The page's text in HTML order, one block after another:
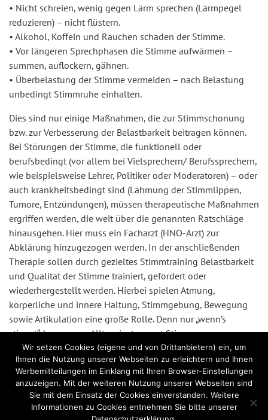
• Nicht schreien, wenig gegen Lärm sprechen (Lärmpegel
reduzieren) – nicht flüstern.
• Alkohol, Koffein und Rauchen schaden der Stimme.
• Vor längeren Sprechphasen die Stimme aufwärmen –
summen, auflockern, gähnen.
• Überbelastung der Stimme vermeiden – nach Belastung
unbedingt Stimmruhe einhalten.
Dies sind nur einige Maßnahmen, die zur Stimmschonung
bzw. zur Verbesserung der Belastbarkeit beitragen können.
Bei Störungen der Stimme, die funktionell oder
berufsbedingt (vor allem bei Vielsprechern/ Berufssprechern,
wie beispielsweise Lehrer, Politiker oder Moderatoren) – oder
auch krankheitsbedingt sind (Lähmung der Stimmlippen,
Tumore, Entzündungen), müssen therapeutische Maßnahmen
ergriffen werden, die weit über die genannten Ratschläge
hinausgehen. Hier muss ein Facharzt (HNO-Arzt) zur
Abklärung hinzugezogen werden. In der anschließenden
Therapie sollen durch gezieltes Stimmtraining Belastbarkeit
und Qualität der Stimme trainiert, gefördert oder
wiederhergestellt werden. Hierbei spielen Atmung,
körperliche und innere Haltung, Stimmgebung, Bewegung
sowie Artikulation eine große Rolle. Denn nur „wenn’s
stimmt“, kann unser Alltagsinstrument Stimme
langanhaltend und ausdrucksstark funktionieren.
Sprechstunde - Praxis für Sprachtherapie
Mauerstraße 4, 30982 Pattensen
Wir setzen Cookies (eigene und von Drittanbietern) ein, um
Ihnen die Nutzung unserer Webseiten zu erleichtern und Ihnen
Werbemitteilungen im Einklang mit Ihren Browser-Einstellungen
anzuzeigen. Mit der weiteren Nutzung unserer Webseiten sind
Sie mit dem Einsatz der Cookies einverstanden. Weitere
Informationen zu Cookies entnehmen Sie bitte unserer